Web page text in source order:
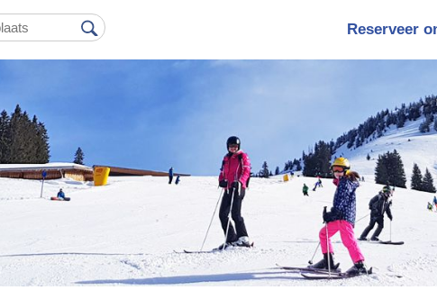
Reserveer